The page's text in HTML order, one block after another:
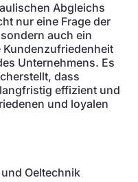
Abgleichs
nur eine Frage der
auch ein
Unternehmens. Es
dass
effizient und
und loyalen
Oeltechnik